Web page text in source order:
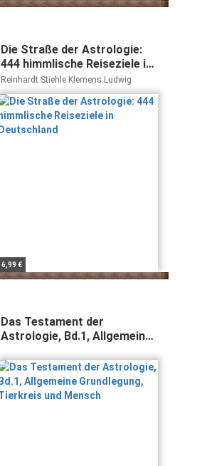
Die Straße der Astrologie:
444 himmlische Reiseziele in
Deutschland
Reinhardt Stiehle Klemens Ludwig
6,99 €
Das Testament der
Astrologie, Bd.1, Allgemeine
Mensch